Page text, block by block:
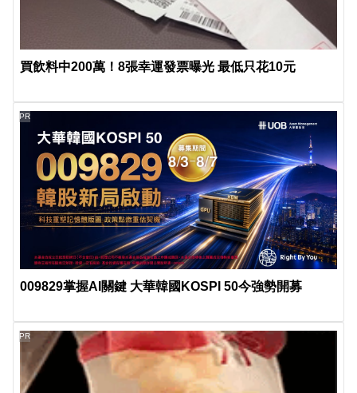
買飲料中200萬！8張幸運發票曝光 最低只花10元
009829掌握AI關鍵 大華韓國KOSPI 50今強勢開募
PR
PR